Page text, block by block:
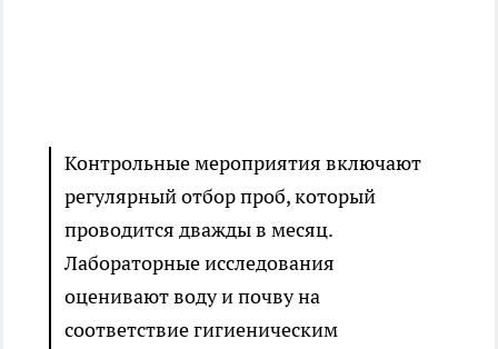
Контрольные мероприятия включают
регулярный отбор проб, который
проводится дважды в месяц.
Лабораторные исследования
оценивают воду и почву на
соответствие гигиеническим